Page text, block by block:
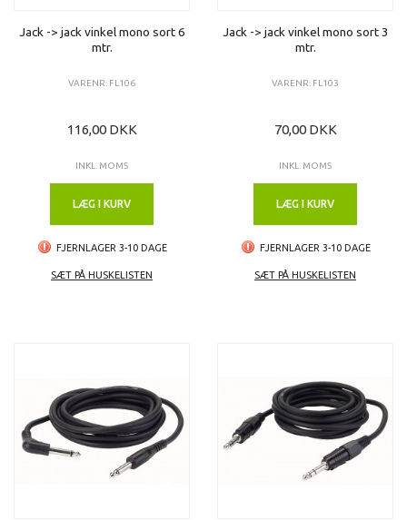
Jack -> jack vinkel mono sort 6
mtr.
VARENR: FL106
116,00 DKK
INKL. MOMS
LÆG I KURV
FJERNLAGER 3-10 DAGE
SÆT PÅ HUSKELISTEN
Jack -> jack vinkel mono sort 3
mtr.
VARENR: FL103
70,00 DKK
INKL. MOMS
LÆG I KURV
FJERNLAGER 3-10 DAGE
SÆT PÅ HUSKELISTEN